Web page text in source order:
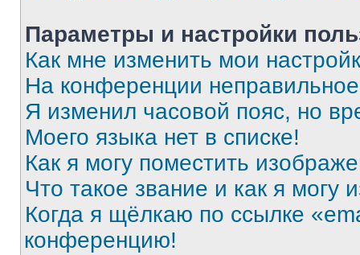
Параметры и настройки
Как мне изменить мои
На конференции
Я изменил часовой пояс, но
Моего языка нет в списке!
Как я могу поместить
Что такое звание и как я могу
Когда я щёлкаю по ссылке
конференцию!